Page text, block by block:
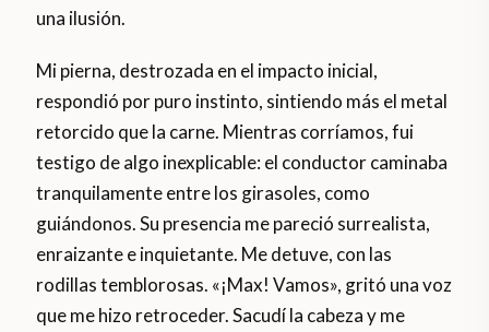
una ilusión.
Mi pierna, destrozada en el impacto inicial,
respondió por puro instinto, sintiendo más el metal
retorcido que la carne. Mientras corríamos, fui
testigo de algo inexplicable: el conductor caminaba
tranquilamente entre los girasoles, como
guiándonos. Su presencia me pareció surrealista,
enraizante e inquietante. Me detuve, con las
rodillas temblorosas. «¡Max! Vamos», gritó una voz
que me hizo retroceder. Sacudí la cabeza y me